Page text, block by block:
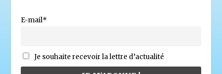
E-mail*
Je souhaite recevoir la lettre d’actualité